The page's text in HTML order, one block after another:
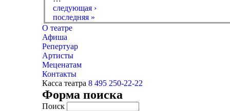
следующая ›
последняя »
О театре
Афиша
Репертуар
Артисты
Меценатам
Контакты
Касса театра 8 495 250-22-22
Форма поиска
Поиск